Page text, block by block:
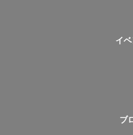
イベ
ブ